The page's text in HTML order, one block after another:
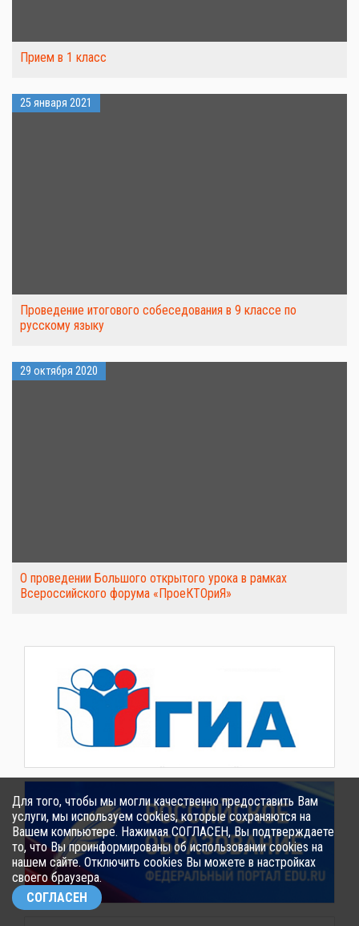
Прием в 1 класс
25 января 2021
Проведение итогового собеседования в 9 классе по
русскому языку
29 октября 2020
О проведении Большого открытого урока в рамках
Всероссийского форума «ПроеКТОриЯ»
Для того, чтобы мы могли качественно предоставить Вам
услуги, мы используем cookies, которые сохраняются на
Вашем компьютере. Нажимая СОГЛАСЕН, Вы подтверждаете
то, что Вы проинформированы об использовании cookies на
нашем сайте. Отключить cookies Вы можете в настройках
своего браузера.
СОГЛАСЕН